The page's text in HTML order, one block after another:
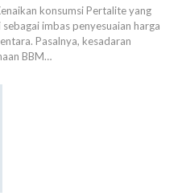
konsumsi Pertalite yang
imbas penyesuaian harga
Pasalnya, kesadaran
BBM…